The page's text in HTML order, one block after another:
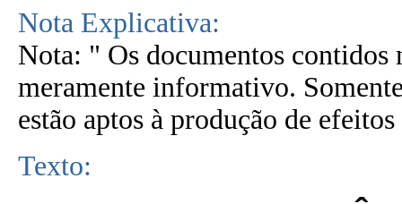
Nota Explicativa:
Nota: " Os documentos contidos
meramente informativo.
estão aptos à produção de
Texto: